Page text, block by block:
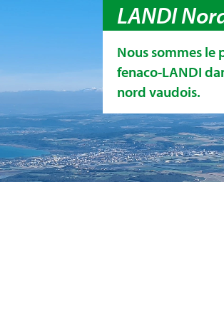
LANDI
Nous sommes le
fenaco-LANDI
nord vaudois.